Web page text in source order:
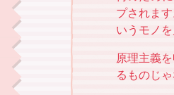
プされま
いうモノ
原理主義
るものじ